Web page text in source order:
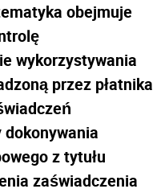
obejmuje
wykorzystywania
przez płatnika
z tytułu
zaświadczenia